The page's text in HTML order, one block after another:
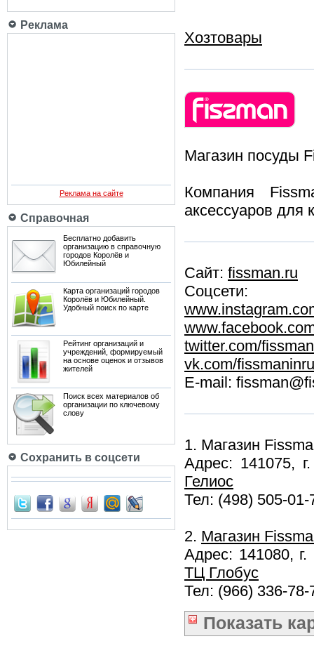
Реклама
Реклама на сайте
Справочная
Бесплатно добавить
организацию в справочную
городов Королёв и
Юбилейный
Карта организаций городов
Королёв и Юбилейный.
Удобный поиск по карте
Рейтинг организаций и
учреждений, формируемый
на основе оценок и отзывов
жителей
Поиск всех материалов об
организации по ключевому
слову
Сохранить в соцсети
Хозтовары
Магазин посуды
Компания
аксессуаров для
Сайт: fissman.ru
Соцсети:
twitter.com/
vk.com/
E-mail:
1. Магазин
Адрес: 141075,
Гелиос
Тел: (498) 505-
2. Магазин
Адрес: 141080,
ТЦ Глобус
Тел: (966) 336-
Показать